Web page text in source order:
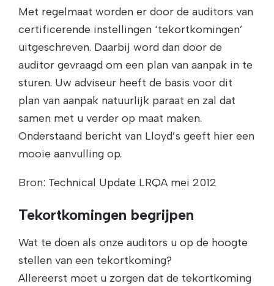
Met regelmaat worden er door de auditors van
certificerende instellingen ‘tekortkomingen’
uitgeschreven. Daarbij word dan door de
auditor gevraagd om een plan van aanpak in te
sturen. Uw adviseur heeft de basis voor dit
plan van aanpak natuurlijk paraat en zal dat
samen met u verder op maat maken.
Onderstaand bericht van Lloyd’s geeft hier een
mooie aanvulling op.
Bron: Technical Update LRQA mei 2012
Tekortkomingen begrijpen
Wat te doen als onze auditors u op de hoogte
stellen van een tekortkoming?
Allereerst moet u zorgen dat de tekortkoming